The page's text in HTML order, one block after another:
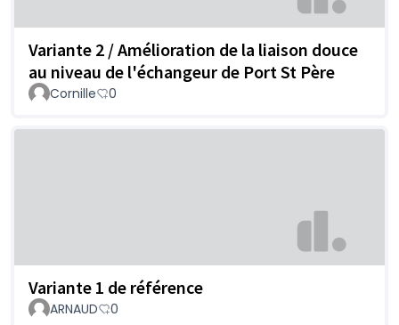
Variante 2 / Amélioration de la liaison douce
au niveau de l'échangeur de Port St Père
Cornille 0
Variante 1 de référence
ARNAUD 0